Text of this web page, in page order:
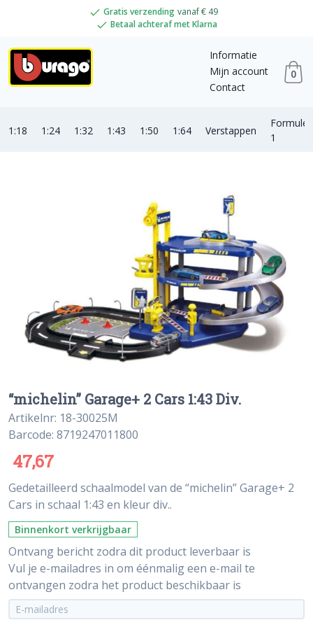
Gratis verzending vanaf € 49
Betaal achteraf met Klarna
Informatie
Mijn account
Contact
0
1:18 1:24 1:32 1:43 1:50 1:64 Verstappen
Formule
1
“michelin” Garage+ 2 Cars 1:43 Div.
Artikelnr: 18-30025M
Barcode: 8719247011800
47,67
Gedetailleerd schaalmodel van de “michelin” Garage+ 2
Cars in schaal 1:43 en kleur div..
Binnenkort verkrijgbaar
Ontvang bericht zodra dit product leverbaar is
Vul je e-mailadres in om éénmalig een e-mail te
ontvangen zodra het product beschikbaar is